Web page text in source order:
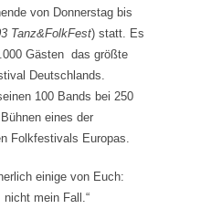
von Donnerstag bis
Tanz&FolkFest) statt. Es
Gästen das größte
Deutschlands.
100 Bands bei 250
eines der
Folkfestivals Europas.
einige von Euch:
mein Fall.“